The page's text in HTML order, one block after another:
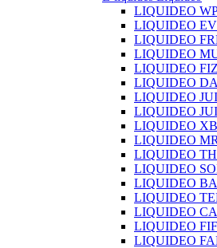
LIQUIDEO
LIQUIDEO
LIQUIDEO
LIQUIDEO
LIQUIDEO
LIQUIDEO
LIQUIDEO
LIQUIDEO
LIQUIDEO
LIQUIDEO
LIQUIDEO
LIQUIDEO
LIQUIDEO
LIQUIDEO
LIQUIDEO
LIQUIDEO
LIQUIDEO